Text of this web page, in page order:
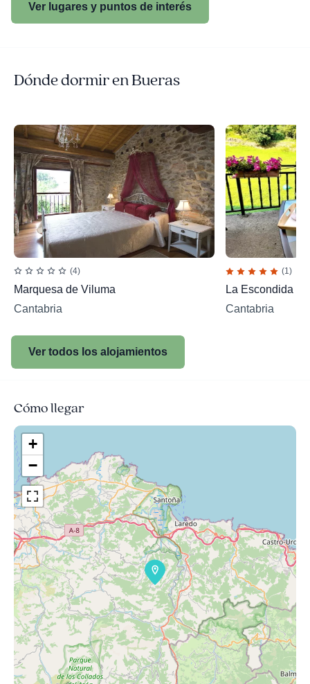
Ver lugares y puntos de interés
Dónde dormir en Bueras
(4)
Marquesa de Viluma
Cantabria
(1)
La Escondida
Cantabria
Ver todos los alojamientos
Cómo llegar
+
−